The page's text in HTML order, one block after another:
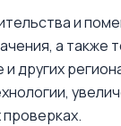
и
а также
других